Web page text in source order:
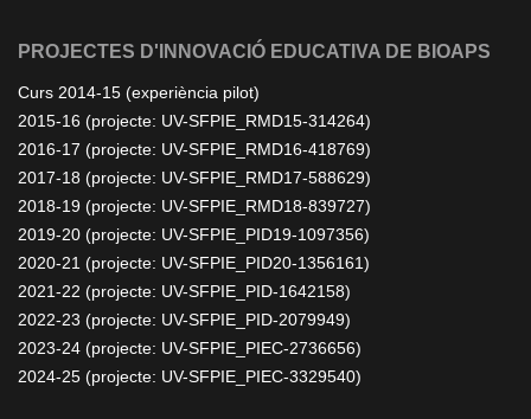
PROJECTES D'INNOVACIÓ EDUCATIVA DE BIOAPS
Curs 2014-15 (experiència pilot)
2015-16 (projecte: UV-SFPIE_RMD15-314264)
2016-17 (projecte: UV-SFPIE_RMD16-418769)
2017-18 (projecte: UV-SFPIE_RMD17-588629)
2018-19 (projecte: UV-SFPIE_RMD18-839727)
2019-20 (projecte: UV-SFPIE_PID19-1097356)
2020-21 (projecte: UV-SFPIE_PID20-1356161)
2021-22 (projecte: UV-SFPIE_PID-1642158)
2022-23 (projecte: UV-SFPIE_PID-2079949)
2023-24 (projecte: UV-SFPIE_PIEC-2736656)
2024-25 (projecte: UV-SFPIE_PIEC-3329540)